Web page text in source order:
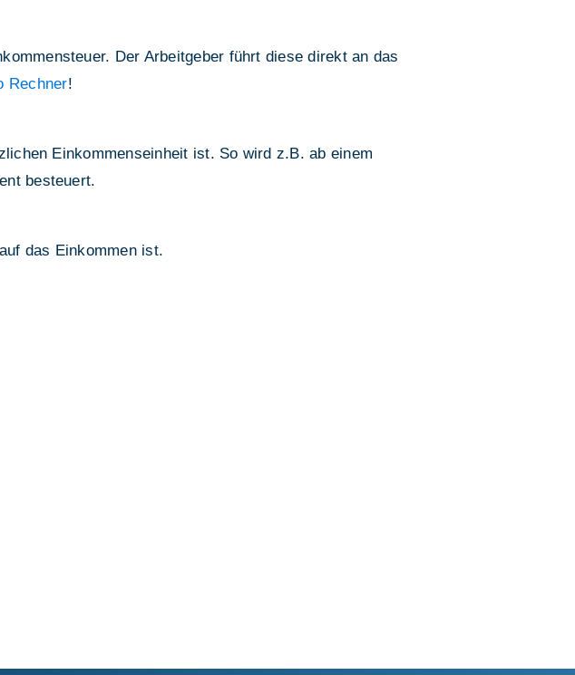
Der Arbeitgeber führt diese direkt an das
Rechner!
Einkommenseinheit ist. So wird z.B. ab einem
besteuert.
das Einkommen ist.